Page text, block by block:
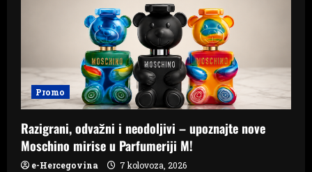
Promo
Razigrani, odvažni i neodoljivi – upoznajte nove
Moschino mirise u Parfumeriji M!
e-Hercegovina 7 kolovoza, 2026